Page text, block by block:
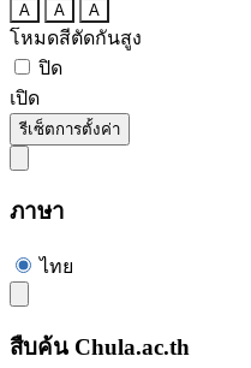
A A A
โหมดสีตัดกันสูง
ปิด
เปิด
รีเซ็ตการตั้งค่า
ภาษา
ไทย
สืบค้น Chula.ac.th